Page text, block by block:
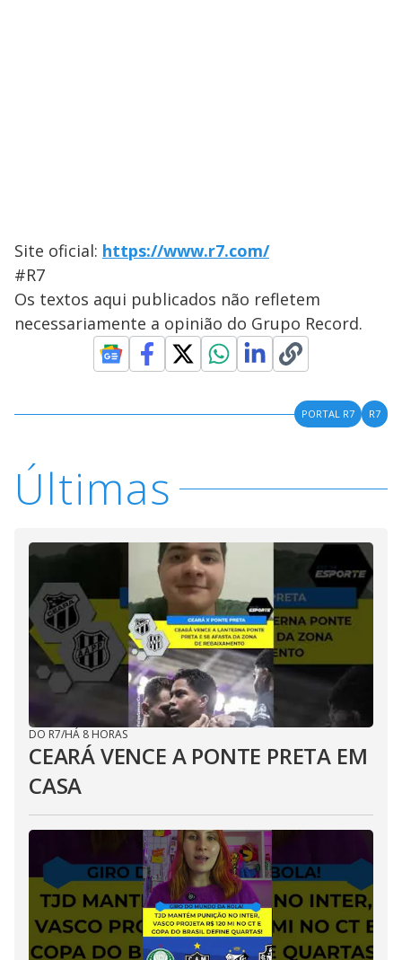
Site oficial: https://www.r7.com/
#R7
Os textos aqui publicados não refletem
necessariamente a opinião do Grupo Record.
PORTAL R7 R7
Últimas
DO R7/HÁ 8 HORAS
CEARÁ VENCE A PONTE PRETA EM
CASA